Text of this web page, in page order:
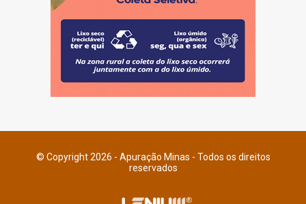
© Copyright 2026 - Apuração Minas - Todos os direitos
reservados